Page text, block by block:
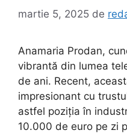
martie 5, 2025 de
Anamaria Prodan,
vibrantă din lumea
de ani. Recent,
impresionant cu
astfel poziția în
10.000 de euro pe zi